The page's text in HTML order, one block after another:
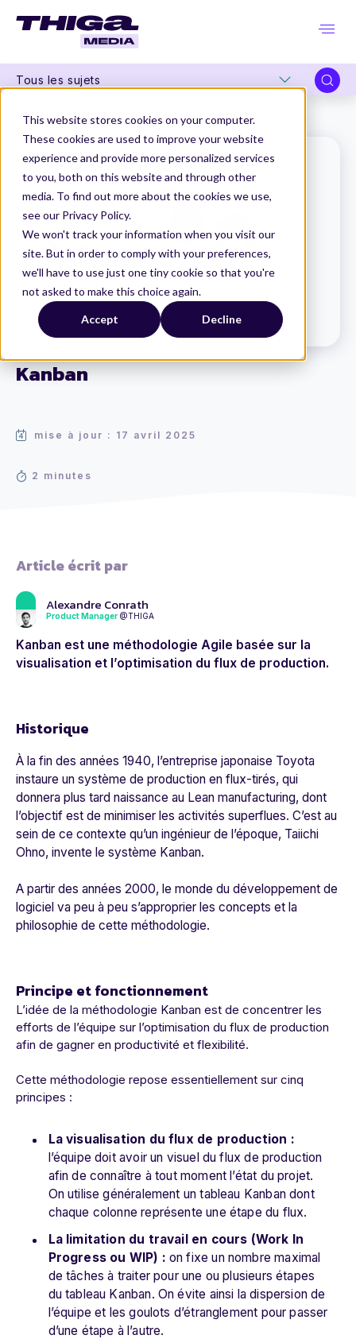
This website stores cookies on your computer.
These cookies are used to improve your website
experience and provide more personalized services
to you, both on this website and through other
media. To find out more about the cookies we use,
see our Privacy Policy.
We won't track your information when you visit our
site. But in order to comply with your preferences,
we'll have to use just one tiny cookie so that you're
not asked to make this choice again.
Accept Decline
Tous les sujets
Kanban
mise à jour : 17 avril 2025
2 minutes
Thiga Media Le Dico du Produit Kanban
Article écrit par
Alexandre Conrath
Product Manager @THIGA
Kanban est une méthodologie Agile basée sur la
visualisation et l’optimisation du flux de production.
Historique
À la fin des années 1940, l’entreprise japonaise Toyota
instaure un système de production en flux-tirés, qui
donnera plus tard naissance au Lean manufacturing, dont
l’objectif est de minimiser les activités superflues. C’est au
sein de ce contexte qu’un ingénieur de l’époque, Taiichi
Ohno, invente le système Kanban.
A partir des années 2000, le monde du développement de
logiciel va peu à peu s’approprier les concepts et la
philosophie de cette méthodologie.
Principe et fonctionnement
L’idée de la méthodologie Kanban est de concentrer les
efforts de l’équipe sur l’optimisation du flux de production
afin de gagner en productivité et flexibilité.
Cette méthodologie repose essentiellement sur cinq
principes :
La visualisation du flux de production :
l’équipe doit avoir un visuel du flux de production
afin de connaître à tout moment l’état du projet.
On utilise généralement un tableau Kanban dont
chaque colonne représente une étape du flux.
La limitation du travail en cours (Work In
Progress ou WIP) : on fixe un nombre maximal
de tâches à traiter pour une ou plusieurs étapes
du tableau Kanban. On évite ainsi la dispersion de
l’équipe et les goulots d’étranglement pour passer
d’une étape à l’autre.